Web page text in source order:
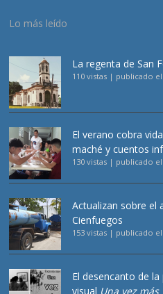
Lo más leído
La regenta de San
110 vistas | publicado el
El verano cobra
maché y cuentos
130 vistas | publicado el
Actualizan sobre el
Cienfuegos
153 vistas | publicado el
El desencanto de
visual Una vez más